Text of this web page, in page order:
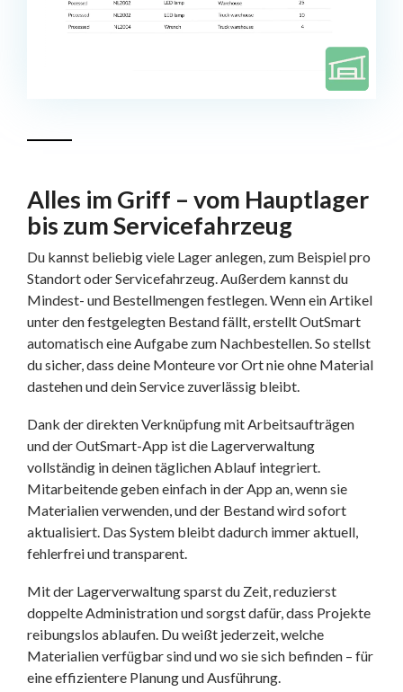
Alles im Griff – vom Hauptlager
bis zum Servicefahrzeug
Du kannst beliebig viele Lager anlegen, zum Beispiel pro
Standort oder Servicefahrzeug. Außerdem kannst du
Mindest- und Bestellmengen festlegen. Wenn ein Artikel
unter den festgelegten Bestand fällt, erstellt OutSmart
automatisch eine Aufgabe zum Nachbestellen. So stellst
du sicher, dass deine Monteure vor Ort nie ohne Material
dastehen und dein Service zuverlässig bleibt.
Dank der direkten Verknüpfung mit Arbeitsaufträgen
und der OutSmart-App ist die Lagerverwaltung
vollständig in deinen täglichen Ablauf integriert.
Mitarbeitende geben einfach in der App an, wenn sie
Materialien verwenden, und der Bestand wird sofort
aktualisiert. Das System bleibt dadurch immer aktuell,
fehlerfrei und transparent.
Mit der Lagerverwaltung sparst du Zeit, reduzierst
doppelte Administration und sorgst dafür, dass Projekte
reibungslos ablaufen. Du weißt jederzeit, welche
Materialien verfügbar sind und wo sie sich befinden – für
eine effizientere Planung und Ausführung.